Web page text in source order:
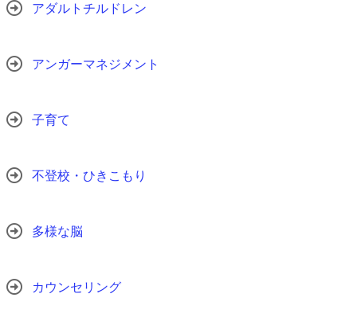
アダルトチルドレン
アンガーマネジメント
子育て
不登校・ひきこもり
多様な脳
カウンセリング